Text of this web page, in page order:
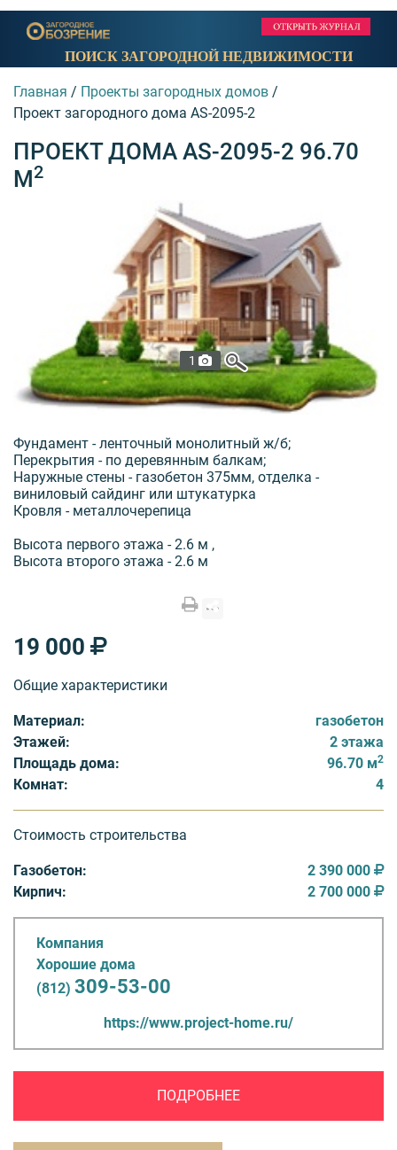
ПОИСК ЗАГОРОДНОЙ НЕДВИЖИМОСТИ
Главная / Проекты загородных домов /
Проект загородного дома AS-2095-2
ПРОЕКТ ДОМА AS-2095-2 96.70
М2
1
Фундамент - ленточный монолитный ж/б;
Перекрытия - по деревянным балкам;
Наружные стены - газобетон 375мм, отделка -
виниловый сайдинг или штукатурка
Кровля - металлочерепица
Высота первого этажа - 2.6 м ,
Высота второго этажа - 2.6 м
19 000
Общие характеристики
Материал:
газобетон
Этажей:
2 этажа
Площадь дома:
96.70 м2
Комнат: 4
Стоимость строительства
Газобетон:
2 390 000
Кирпич:
2 700 000
Компания
Хорошие дома
(812) 309-53-00
https://www.project-home.ru/
ПОДРОБНЕЕ